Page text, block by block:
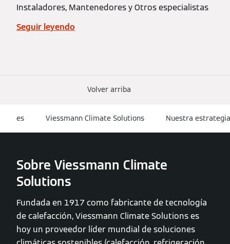
Instaladores, Mantenedores y Otros especialistas
Seguir leyendo
Volver arriba
es Viessmann Climate Solutions Nuestra
Sobre Viessmann Climate
Solutions
Fundada en 1917 como fabricante de tecnología
de calefacción, Viessmann Climate Solutions es
hoy un proveedor líder mundial de soluciones